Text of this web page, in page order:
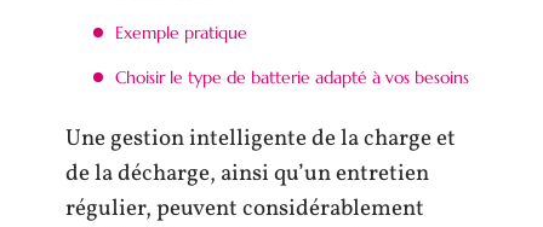
Exemple pratique
Choisir le type de batterie adapté à vos besoins
Une gestion intelligente de la charge et
de la décharge, ainsi qu’un entretien
régulier, peuvent considérablement